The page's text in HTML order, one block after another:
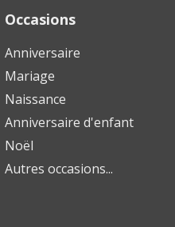
Occasions
Anniversaire
Mariage
Naissance
Anniversaire d'enfant
Noël
Autres occasions...